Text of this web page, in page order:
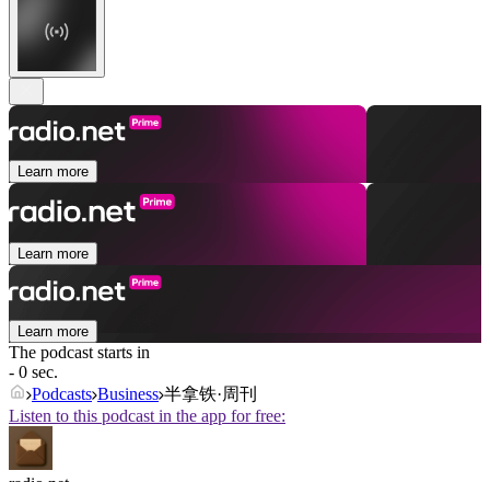
Learn more
Learn more
Learn more
The podcast starts in
- 0 sec.
Podcasts Business 半拿铁·周刊
Listen to this podcast in the app for free: